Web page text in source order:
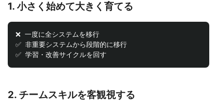
1. 小さく始めて大きく育てる
❌ 一度に全システムを移行
✅ 非重要システムから段階的に移行
2. チームスキルを客観視する